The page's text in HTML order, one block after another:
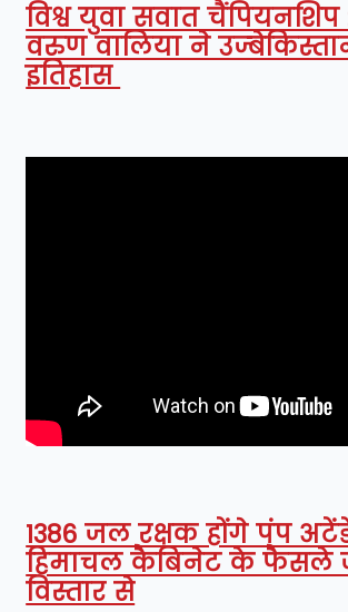
विश्व युवा सवात
वरुण वालिया ने
इतिहास
1386 जल रक्षक होंगे पंप
हिमाचल कैबिनेट के फैसले
विस्तार से